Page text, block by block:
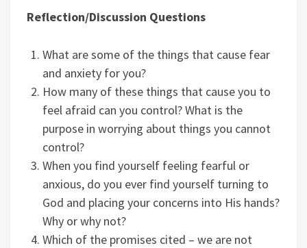
Reflection/Discussion Questions
What are some of the things that cause fear
and anxiety for you?
How many of these things that cause you to
feel afraid can you control? What is the
purpose in worrying about things you cannot
control?
When you find yourself feeling fearful or
anxious, do you ever find yourself turning to
God and placing your concerns into His hands?
Why or why not?
Which of the promises cited – we are not